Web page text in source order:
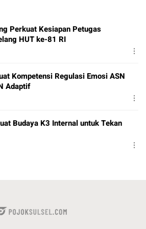
Perkuat Kesiapan Petugas
HUT ke-81 RI
Kompetensi Regulasi Emosi ASN
Adaptif
Budaya K3 Internal untuk Tekan